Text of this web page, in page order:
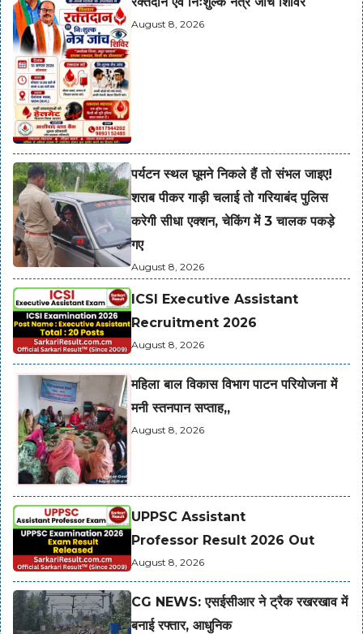
August 8, 2026
पर्यटन स्थल घूमने निकले हैं तो संभल जाइए!
शराब पीकर गाड़ी चलाई तो गरियाबंद पुलिस
करेगी सीधा एक्शन, चेकिंग में 3 चालक पकड़े
गए
August 8, 2026
ICSI Executive Assistant
Recruitment 2026
August 8, 2026
महिला बाल विकास विभाग पाटन परियोजना में
मनी स्तनपान सप्ताह,,
August 8, 2026
UPPSC Assistant
Professor Result 2026 Out
August 8, 2026
CG NEWS: एसईसीआर ने ट्रैक रखरखाव में
बनाई रफ्तार, आधुनिक